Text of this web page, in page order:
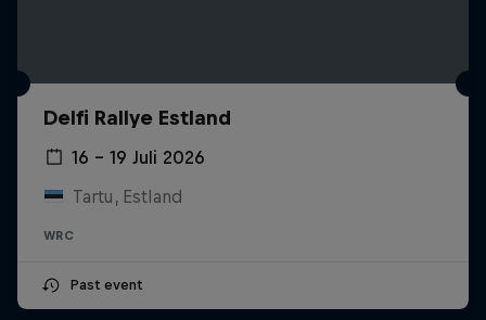
Delfi Rallye Estland
16 – 19 Juli 2026
Tartu, Estland
WRC
Past event